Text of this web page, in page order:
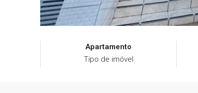
Apartamento
Tipo de imóvel